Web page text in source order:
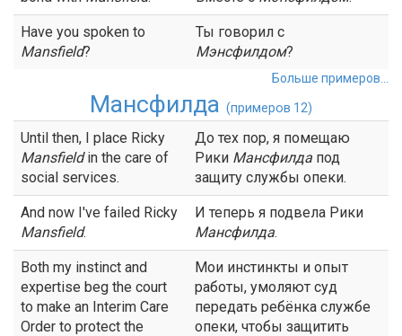
Have you spoken to
Mansfield?
Ты говорил с
Мэнсфилдом?
Больше примеров...
Мансфилда (примеров 12)
Until then, I place Ricky
Mansfieldin the care of
social services.
До тех пор, я помещаю
Рики Мансфилда под
защиту службы опеки.
And now I've failed Ricky
Mansfield.
И теперь я подвела Рики
Мансфилда.
Both my instinct and
expertise beg the court
to make an Interim Care
Order to protect the
Мои инстинкты и опыт
работы, умоляют суд
передать ребёнка службе
опеки, чтобы защитить